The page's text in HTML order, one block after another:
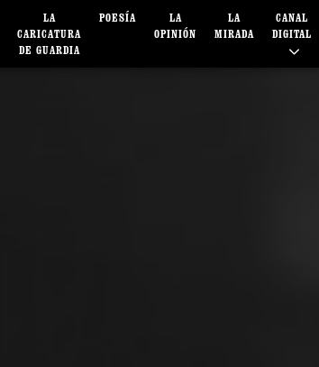
LA
CARICATURA
DE GUARDIA
POESÍA
LA
OPINIÓN
LA
MIRADA
CANAL
DIGITAL